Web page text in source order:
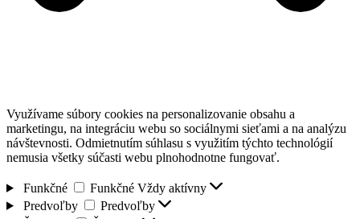
Využívame súbory cookies na personalizovanie obsahu a
marketingu, na integráciu webu so sociálnymi sieťami a na analýzu
návštevnosti. Odmietnutím súhlasu s využitím týchto technológií
nemusia všetky súčasti webu plnohodnotne fungovať.
Funkčné Funkčné Vždy aktívny
Predvoľby
Predvoľby